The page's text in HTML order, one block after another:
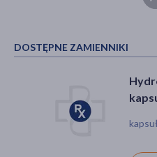
DOSTĘPNE ZAMIENNIKI